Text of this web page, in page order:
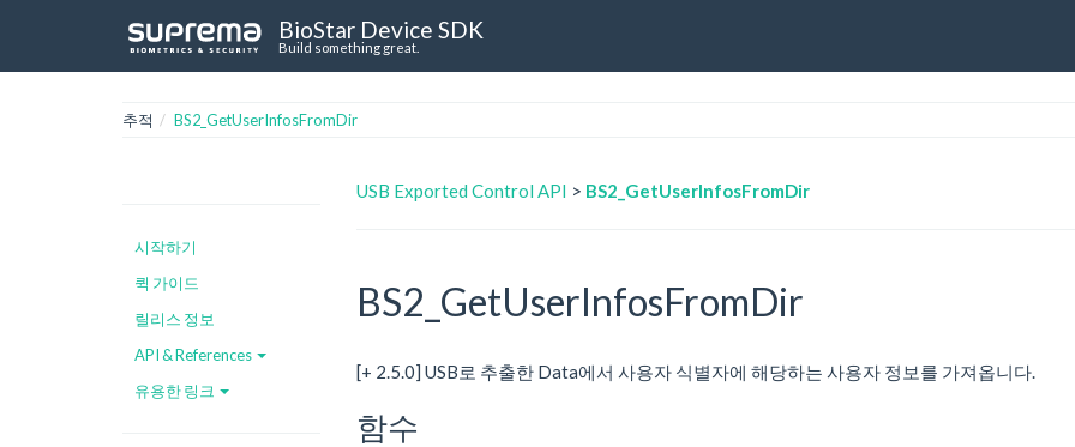
BioStar Device SDK
Build something great.
추적 BS2_GetUserInfosFromDir
시작하기
퀵 가이드
릴리스 정보
API & References
유용한 링크
USB Exported Control API > BS2_GetUserInfosFromDir
BS2_GetUserInfosFromDir
[+ 2.5.0] USB로 추출한 Data에서 사용자 식별자에 해당하는 사용자 정보를 가져옵니다.
함수